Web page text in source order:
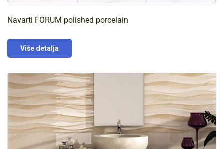
Navarti FORUM polished porcelain
Više detalja